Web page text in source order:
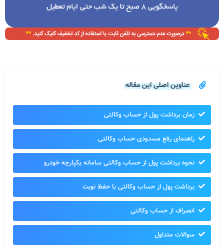
عناوین اصلی این مقاله
زمان برداشت پول از حساب وکالتی
راهنمای رفع مسدودی حساب وکالتی
نحوه برداشت پول از حساب وکالتی سامانه یکپارچه خودرو
برداشت پول از حساب وکالتی با حفظ نوبت
انصراف از حساب وکالتی
سوالات متداول